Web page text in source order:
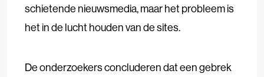
schietende nieuwsmedia, maar het probleem is
het in de lucht houden van de sites.
De onderzoekers concluderen dat een gebrek